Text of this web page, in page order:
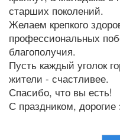
старших поколений.
Желаем крепкого
профессиональных
благополучия.
Пусть каждый уголок
жители - счастливее.
Спасибо, что вы есть!
С праздником, дорогие